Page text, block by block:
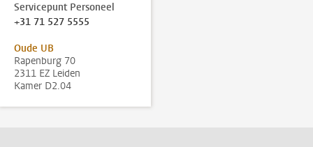
Servicepunt Personeel
+31 71 527 5555
Oude UB
Rapenburg 70
2311 EZ Leiden
Kamer D2.04